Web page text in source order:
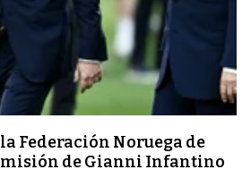
Federación Noruega de
de Gianni Infantino